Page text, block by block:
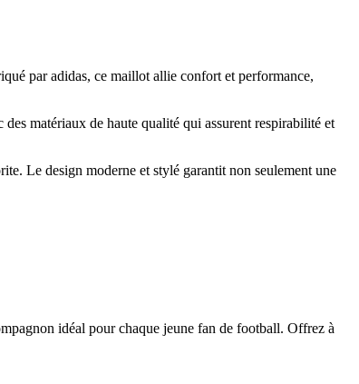
par adidas, ce maillot allie confort et performance,
matériaux de haute qualité qui assurent respirabilité et
Le design moderne et stylé garantit non seulement une
idéal pour chaque jeune fan de football. Offrez à